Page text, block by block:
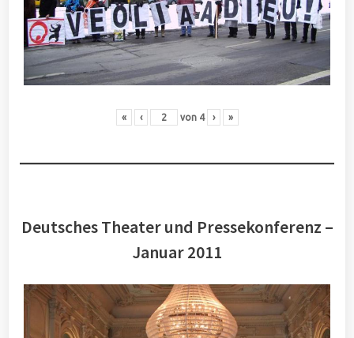
« ‹ von 4 › »
Deutsches Theater und Pressekonferenz –
Januar 2011